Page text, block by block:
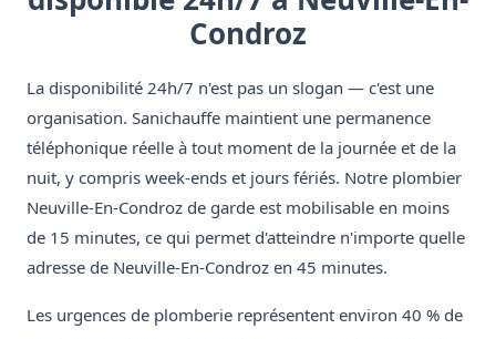
Condroz
La disponibilité 24h/7 n'est pas un slogan — c'est une
organisation. Sanichauffe maintient une permanence
téléphonique réelle à tout moment de la journée et de la
nuit, y compris week-ends et jours fériés. Notre plombier
Neuville-En-Condroz de garde est mobilisable en moins
de 15 minutes, ce qui permet d'atteindre n'importe quelle
adresse de Neuville-En-Condroz en 45 minutes.
Les urgences de plomberie représentent environ 40 % de